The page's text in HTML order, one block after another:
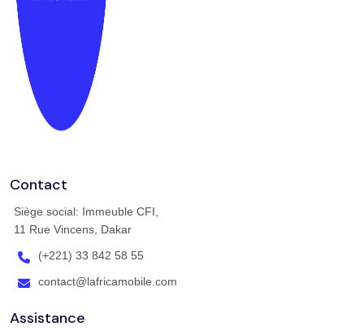
Contact
Siège social: Immeuble CFI,
11 Rue Vincens, Dakar
(+221) 33 842 58 55
contact@lafricamobile.com
Assistance